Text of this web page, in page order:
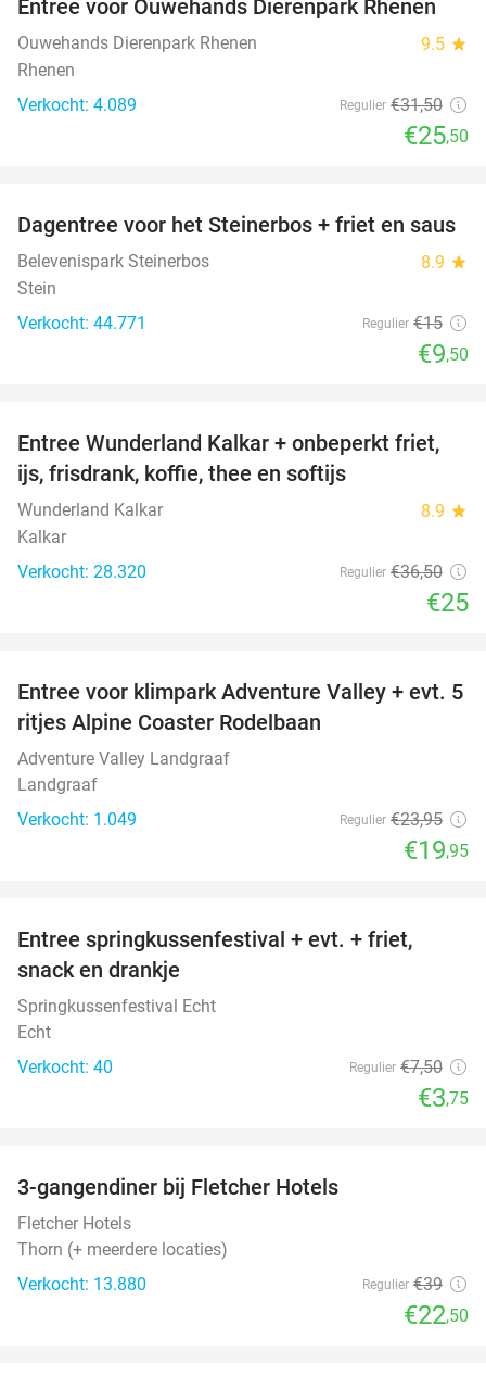
19%
Entree voor Ouwehands Dierenpark Rhenen
Ouwehands Dierenpark Rhenen 9.5 star
Rhenen
Verkocht: 4.089
Regulier €31,50
€25,50
37%
Dagentree voor het Steinerbos + friet en saus
Belevenispark Steinerbos 8.9 star
Stein
Verkocht: 44.771
Regulier €15
€9,50
32%
Entree Wunderland Kalkar + onbeperkt friet,
ijs, frisdrank, koffie, thee en softijs
Wunderland Kalkar 8.9 star
Kalkar
Verkocht: 28.320
Regulier €36,50
€25
17%
Entree voor klimpark Adventure Valley + evt. 5
ritjes Alpine Coaster Rodelbaan
Adventure Valley Landgraaf
Landgraaf
Verkocht: 1.049
Regulier €23,95
€19,95
Entree springkussenfestival + evt. + friet,
snack en drankje
Springkussenfestival Echt
Echt
Verkocht: 40
Regulier €7,50
€3,75
3-gangendiner bij Fletcher Hotels
Fletcher Hotels
Thorn (+ meerdere locaties)
Verkocht: 13.880
Regulier €39
€22,50